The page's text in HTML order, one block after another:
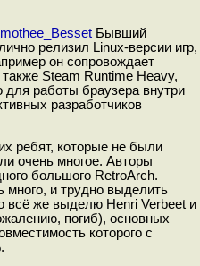
Бывший
релизил Linux-версии игр,
он сопровождает
Steam Runtime Heavy,
работы браузера внутри
разработчиков
ребят, которые не были
очень многое. Авторы
большого RetroArch.
много, и трудно выделить
всё же выделю Henri Verbeet и
погиб), основных
которого с